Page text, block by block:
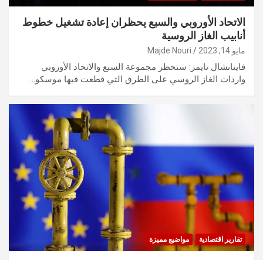
الاتحاد الأوروبي والسبع يحظران إعادة تشغيل خطوط
أنابيب الغاز الروسية
مايو 14, 2023 Majde Nouri
فاينانشال تايمز: ستحظر مجموعة السبع والاتحاد الأوروبي
واردات الغاز الروسي على الطرق التي قطعت فيها موسكو…
تقارير اقتصادية مواضيع مميزة